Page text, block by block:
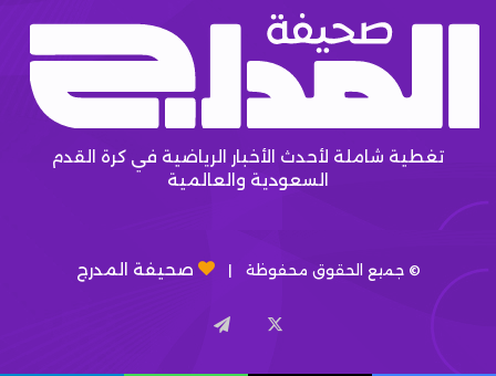
تغطية شاملة لأحدث الأخبار الرياضية في كرة القدم
السعودية والعالمية
© جميع الحقوق محفوظة | صحيفة المدرج
تيلقرام